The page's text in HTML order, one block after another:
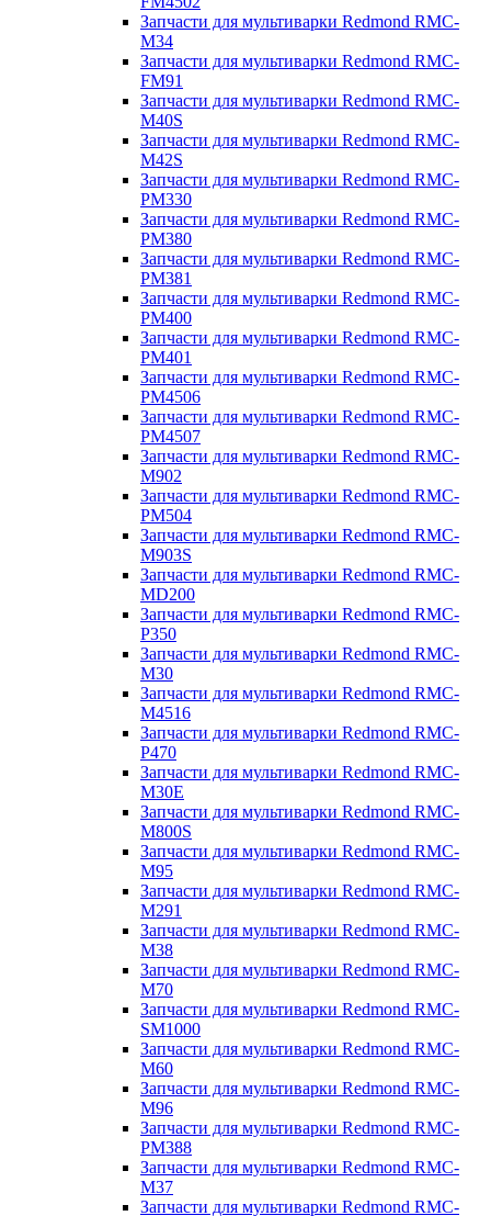
Запчасти для мультиварки Redmond RMC-
M34
Запчасти для мультиварки Redmond RMC-
FM91
Запчасти для мультиварки Redmond RMC-
M40S
Запчасти для мультиварки Redmond RMC-
M42S
Запчасти для мультиварки Redmond RMC-
PM330
Запчасти для мультиварки Redmond RMC-
PM380
Запчасти для мультиварки Redmond RMC-
PM381
Запчасти для мультиварки Redmond RMC-
PM400
Запчасти для мультиварки Redmond RMC-
PM401
Запчасти для мультиварки Redmond RMC-
PM4506
Запчасти для мультиварки Redmond RMC-
PM4507
Запчасти для мультиварки Redmond RMC-
M902
Запчасти для мультиварки Redmond RMC-
PM504
Запчасти для мультиварки Redmond RMC-
M903S
Запчасти для мультиварки Redmond RMC-
MD200
Запчасти для мультиварки Redmond RMC-
P350
Запчасти для мультиварки Redmond RMC-
M30
Запчасти для мультиварки Redmond RMC-
M4516
Запчасти для мультиварки Redmond RMC-
P470
Запчасти для мультиварки Redmond RMC-
M30E
Запчасти для мультиварки Redmond RMC-
M800S
Запчасти для мультиварки Redmond RMC-
M95
Запчасти для мультиварки Redmond RMC-
M291
Запчасти для мультиварки Redmond RMC-
M38
Запчасти для мультиварки Redmond RMC-
M70
Запчасти для мультиварки Redmond RMC-
SM1000
Запчасти для мультиварки Redmond RMC-
M60
Запчасти для мультиварки Redmond RMC-
M96
Запчасти для мультиварки Redmond RMC-
PM388
Запчасти для мультиварки Redmond RMC-
M37
Запчасти для мультиварки Redmond RMC-